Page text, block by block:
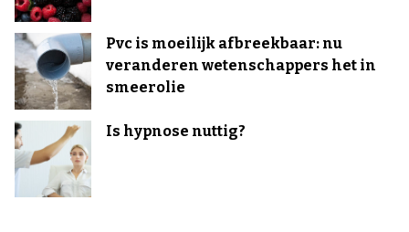
Pvc is moeilijk afbreekbaar: nu
veranderen wetenschappers het in
smeerolie
Is hypnose nuttig?